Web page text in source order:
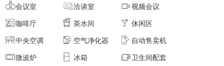
18人间 27000元/月/间
会议室
洽谈室
视频会议
咖啡厅
茶水间
休闲区
中央空调
空气净化器
自动售卖机
微波炉
冰箱
卫生间配套